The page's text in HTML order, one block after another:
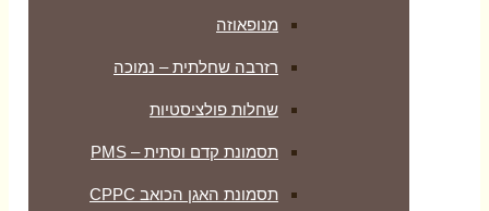
מנופאוזה
רזרבה שחלתית – נמוכה
שחלות פולציסטיות
תסמונת קדם וסתית – PMS
תסמונת האגן הכואב CPPC